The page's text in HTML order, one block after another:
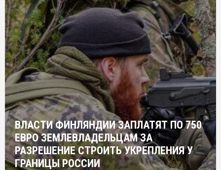
ВЛАСТИ ФИНЛЯНДИИ ЗАПЛАТЯТ ПО 750
ЕВРО ЗЕМЛЕВЛАДЕЛЬЦАМ ЗА
РАЗРЕШЕНИЕ СТРОИТЬ УКРЕПЛЕНИЯ У
ГРАНИЦЫ РОССИИ